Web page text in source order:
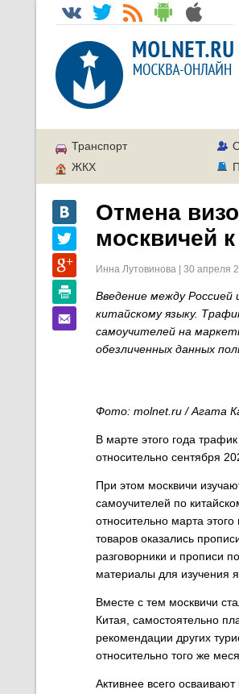
Транспорт
ЖКХ
Отмена
москвичей
Инна Лутовинова | 30 апреля
Введение между
китайскому языку.
самоучителей на
обезличенных данных
Фото: molnet.ru / Агата
В марте этого года
относительно сентября
При этом москвичи
самоучителей по
относительно марта
товаров оказались
разговорники и прописи
материалы для изучения
Вместе с тем москвичи
Китая, самостоятельно
рекомендации других
относительно того же
Активнее всего